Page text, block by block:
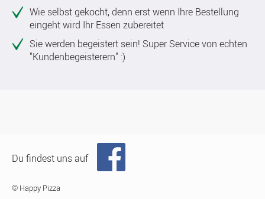
Wie selbst gekocht, denn erst wenn Ihre Bestellung
eingeht wird Ihr Essen zubereitet
Sie werden begeistert sein! Super Service von echten
"Kundenbegeisterern" :)
Du findest uns auf
© Happy Pizza